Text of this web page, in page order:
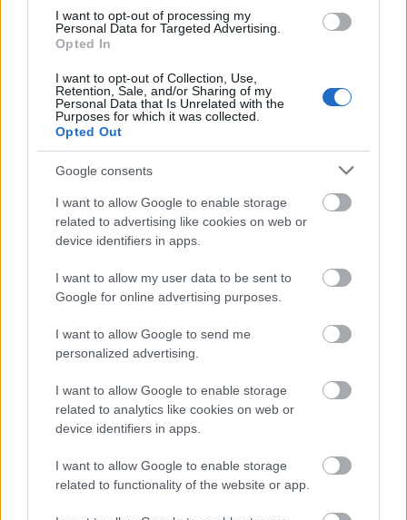
I want to opt-out of processing my
Personal Data for Targeted Advertising.
Opted In
I want to opt-out of Collection, Use,
Retention, Sale, and/or Sharing of my
Personal Data that Is Unrelated with the
Purposes for which it was collected.
Opted Out
Google consents
I want to allow Google to enable storage
related to advertising like cookies on web or
device identifiers in apps.
I want to allow my user data to be sent to
Google for online advertising purposes.
I want to allow Google to send me
personalized advertising.
I want to allow Google to enable storage
related to analytics like cookies on web or
device identifiers in apps.
I want to allow Google to enable storage
related to functionality of the website or app.
Δημοφιλείς Ειδήσεις
Ανοικτές 1.779 θέσεις εργασίας στο
Δημόσιο (χωρίς πτυχίο)
ΥΠΕΣ: Προγραμματισμός προσλήψεων
2027 - Παρατείνεται το Β' Στάδιο
Προσλήψεις αναπληρωτών: Περίπου
Πυροσβεστική Σχολή: Νέος
κανονισμός για δόκιμους – Τι αλλάζει